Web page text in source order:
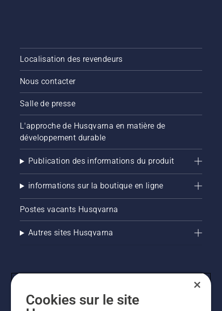
Localisation des revendeurs
Nous contacter
Salle de presse
L'approche de Husqvarna en matière de
développement durable
Publication des informations du produit
informations sur la boutique en ligne
Postes vacants Husqvarna
Autres sites Husqvarna
Cookies sur le site